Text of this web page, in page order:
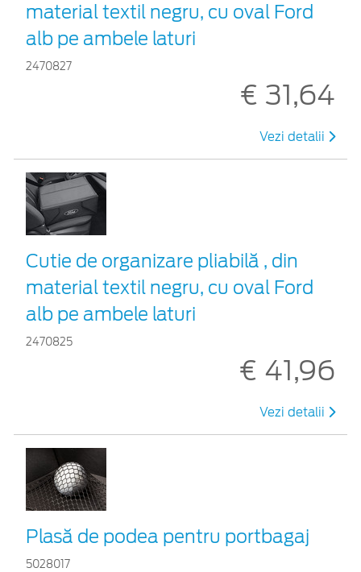
material textil negru, cu oval Ford
alb pe ambele laturi
2470827
€ 31,64
Vezi detalii
Cutie de organizare pliabilă , din
material textil negru, cu oval Ford
alb pe ambele laturi
2470825
€ 41,96
Vezi detalii
Plasă de podea pentru portbagaj
5028017